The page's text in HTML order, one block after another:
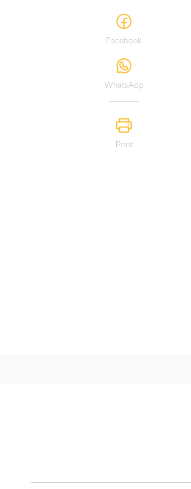
Facebook
WhatsApp
Print